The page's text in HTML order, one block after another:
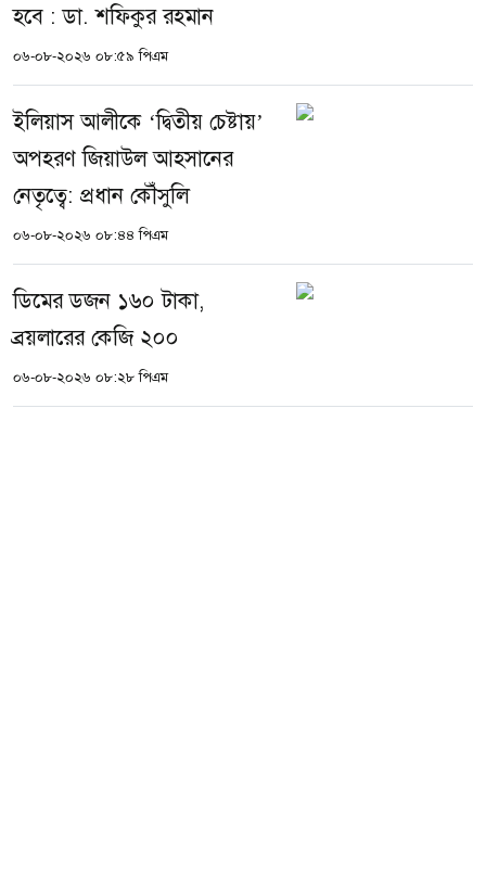
হবে : ডা. শফিকুর রহমান
০৬-০৮-২০২৬ ০৮:৫৯ পিএম
ইলিয়াস আলীকে ‘দ্বিতীয় চেষ্টায়’
অপহরণ জিয়াউল আহসানের
নেতৃত্বে: প্রধান কৌঁসুলি
০৬-০৮-২০২৬ ০৮:৪৪ পিএম
ডিমের ডজন ১৬০ টাকা,
ব্রয়লারের কেজি ২০০
০৬-০৮-২০২৬ ০৮:২৮ পিএম